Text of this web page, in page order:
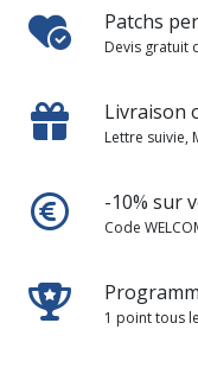
Patchs
Devis gratuit
Livraison
Lettre suivie,
-10% sur
Code
1 point tous